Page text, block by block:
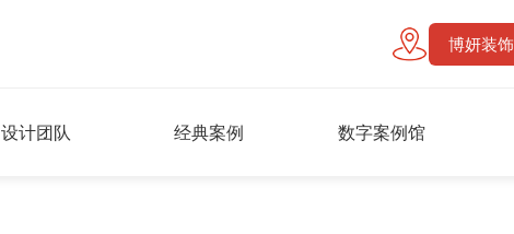
博妍装饰
设计团队 经典案例 数字案例馆